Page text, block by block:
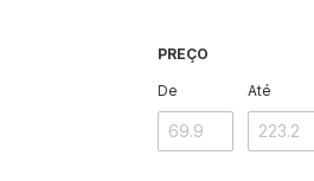
PREÇO
De Até